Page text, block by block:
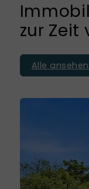
zur Zeit
Alle ansehen